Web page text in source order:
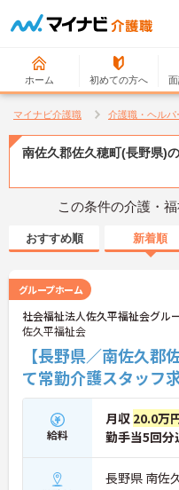
ホーム 初めての方へ
マイナビ介護職 介護職・ヘルパ
南佐久郡佐久穂町(長野県)
この条件の介護・
おすすめ順 新着順
グループホーム
社会福祉法人佐久平福祉会グル
佐久平福祉会
【長野県／南佐久郡
て常勤介護スタッフ
給料
月収 20.0万
勤手当5回分
長野県 南佐